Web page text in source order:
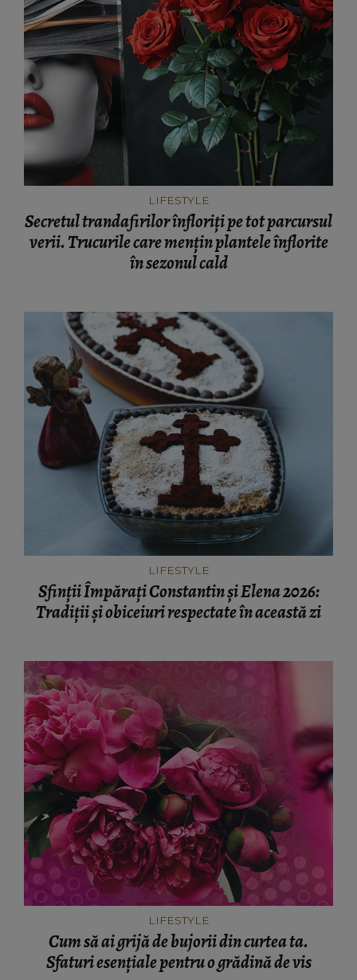
LIFESTYLE
Secretul trandafirilor înfloriți pe tot parcursul
verii. Trucurile care mențin plantele înflorite
în sezonul cald
LIFESTYLE
Sfinții Împărați Constantin și Elena 2026:
Tradiții și obiceiuri respectate în această zi
LIFESTYLE
Cum să ai grijă de bujorii din curtea ta.
Sfaturi esențiale pentru o grădină de vis